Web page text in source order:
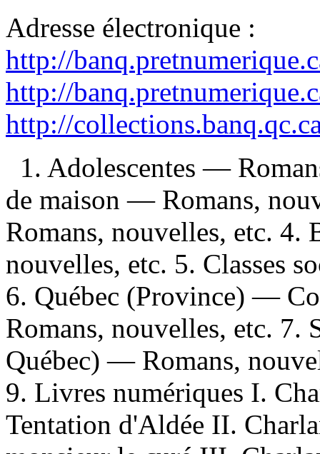
Adresse électronique :
http://
http://
http://
1. Adolescentes —
de maison — Romans,
Romans, nouvelles, etc.
nouvelles, etc. 5. Classes
6. Québec (Province) —
Romans, nouvelles, etc.
Québec) — Romans,
9. Livres numériques I.
Tentation d'Aldée II.